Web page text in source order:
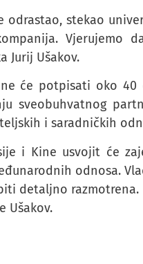
odrastao, stekao
Vjerujemo
Jurij Ušakov.
će potpisati oko
sveobuhvatnog
i saradničkih
i Kine usvojit će
odnosa.
detaljno
Ušakov.